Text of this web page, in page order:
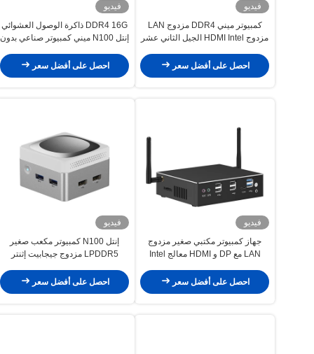
فيديو
كمبيوتر ميني DDR4 مزدوج LAN
مزدوج HDMI Intel الجيل الثاني عشر
احصل على أفضل سعر
فيديو
DDR4 16G ذاكرة الوصول العشوائي
إنتل N100 ميني كمبيوتر صناعي بدون
واي فاي
احصل على أفضل سعر
فيديو
جهاز كمبيوتر مكتبي صغير مزدوج
LAN مع DP و HDMI معالج Intel
احصل على أفضل سعر
فيديو
إنتل N100 كمبيوتر مكعب صغير
LPDDR5 مزدوج جيجابيت إثنتر
احصل على أفضل سعر